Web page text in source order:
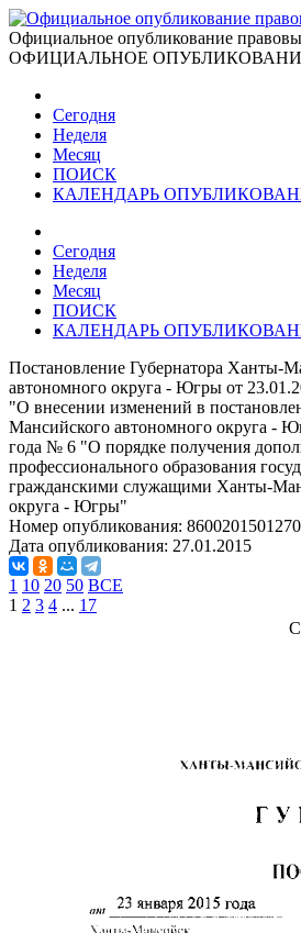
Официальное опубликование
ОФИЦИАЛЬНОЕ
Сегодня
Неделя
Месяц
ПОИСК
КАЛЕНДАРЬ
Сегодня
Неделя
Месяц
ПОИСК
КАЛЕНДАРЬ
Постановление Губернатора Ханты-
автономного округа - Югры от
"О внесении изменений в
Мансийского автономного округа -
года № 6 "О порядке получения
профессионального образования
гражданскими служащими Ханты-
округа - Югры"
Номер опубликования:
Дата опубликования: 27.01.2015
1 10 20 50 ВСЕ
1 2 3 4 ... 17